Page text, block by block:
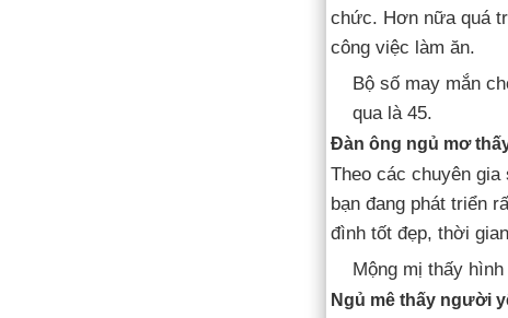
chức. Hơn nữa quá
công việc làm ăn.
Bộ số may mắn
qua là 45.
Đàn ông ngủ mơ
Theo các chuyên
bạn đang phát triển
đình tốt đẹp, thời
Mộng mị thấy
Ngủ mê thấy người